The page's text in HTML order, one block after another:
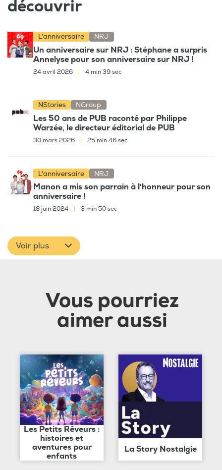
découvrir
L'anniversaire NRJ
Un anniversaire sur NRJ : Stéphane a surpris
Annelyse pour son anniversaire sur NRJ !
24 avril 2026 4 min 39 sec
NStories NGroup
Les 50 ans de PUB raconté par Philippe
Warzée, le directeur éditorial de PUB
30 mars 2026 25 min 46 sec
L'anniversaire NRJ
Manon a mis son parrain à l'honneur pour son
anniversaire !
18 juin 2024 | 3 min 50 sec
Voir plus
Vous pourriez
aimer aussi
Les Petits Rêveurs :
histoires et
aventures pour
enfants
La Story Nostalgie